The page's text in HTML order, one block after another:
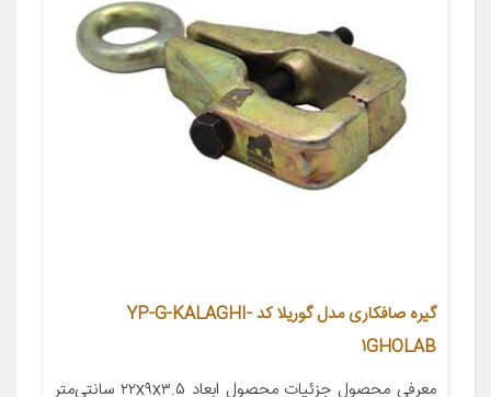
گیره صافکاری مدل گوریلا کد YP-G-KALAGHI-
1GHOLAB
معرفی محصول جزئیات محصول ابعاد ۲۲x۹x۳.۵ سانتی‌متر